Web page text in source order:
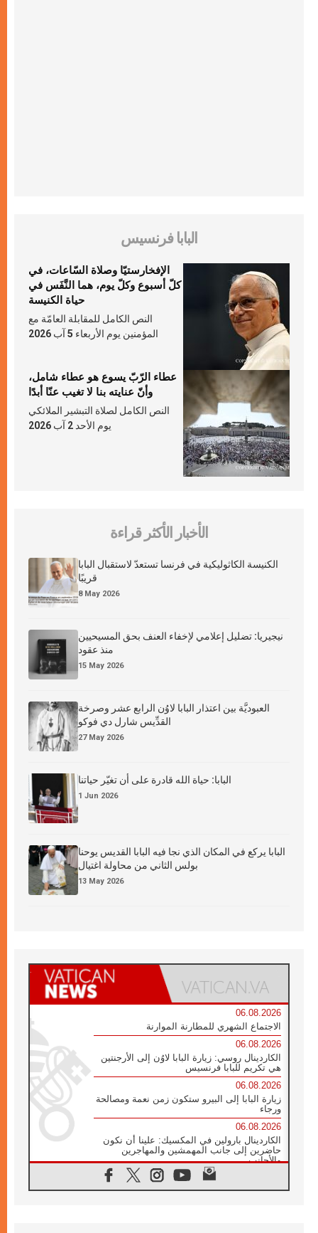
البابا فرنسيس
الإفخارستيّا وصلاة السّاعات، في
كلّ أسبوع وكلّ يوم، هما النَّفَس في
حياة الكنيسة
النص الكامل للمقابلة العامّة مع
المؤمنين يوم الأربعاء 5 آب 2026
عطاء الرّبّ يسوع هو عطاء شامل،
وأنّ عنايته بنا لا تغيب عنّا أبدًا
النص الكامل لصلاة التبشير الملائكي
يوم الأحد 2 آب 2026
الأخبار الأكثر قراءة
الكنيسة الكاثوليكية في فرنسا تستعدّ لاستقبال البابا
قريبًا
8 May 2026
نيجيريا: تضليل إعلامي لإخفاء العنف بحق المسيحيين
منذ عقود
15 May 2026
العبوديَّة بين اعتذار البابا لاوُن الرابع عشر وصرخة
القدِّيس شارل دي فوكو
27 May 2026
البابا: حياة الله قادرة على أن تغيّر حياتنا
1 Jun 2026
البابا يركع في المكان الذي نجا فيه البابا القديس يوحنا
بولس الثاني من محاولة اغتيال
13 May 2026
06.08.2026
الاجتماع الشهري للمطارنة الموارنة
06.08.2026
الكاردينال روسي: زيارة البابا لاوُن إلى الأرجنتين
هي تكريم للبابا فرنسيس
06.08.2026
زيارة البابا إلى البيرو ستكون زمن نعمة ومصالحة
ورجاء
06.08.2026
الكاردينال بارولين في المكسيك: علينا أن نكون
حاضرين إلى جانب المهمشين والمهاجرين
والأجانب
البابا لاوُن الرابع عشر للشباب في أسيزي: